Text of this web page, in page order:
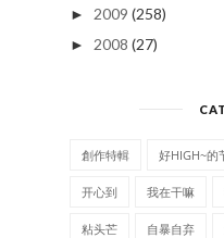
► 2008 (27)
开心到 我在干嘛
粘头芒 自暴自弃